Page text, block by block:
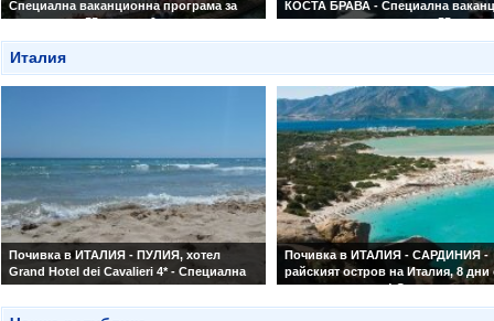
Специална ваканционна програма за
туристи над 55 години & техните
приятели!
7 нощувки на база обогатен
полупансион.
КОСТА БРАВА - Специална
програма за туристи над 55
приятели!
хотел по избор
Италия
Почивка в ИТАЛИЯ - ПУЛИЯ, хотел
Grand Hotel dei Cavalieri 4* - Специална
ваканционна програма за туристи над
55 години & приятели! Гарантирани
Почивка в ИТАЛИЯ - САРДИНИЯ -
райският остров на Италия, 8 дни
закуски и вечери! Специална
ваканционна програма за